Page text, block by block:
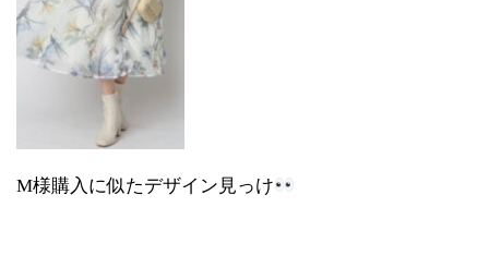
M様購入に似たデザイン見っけ